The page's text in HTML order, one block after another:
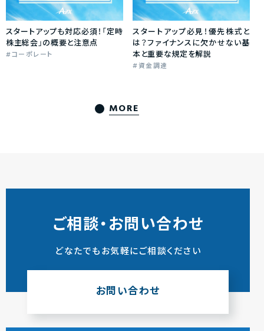
スタートアップも対応必須！「定時
株主総会」の概要と注意点
コーポレート
スタートアップ必見！優先株式と
は？ファイナンスに欠かせない基
本と重要な規定を解説
資金調達
MORE
ご相談・お問い合わせ
どなたでもお気軽にご相談ください
お問い合わせ